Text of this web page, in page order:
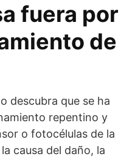
fuera por
de
descubra que se ha
repentino y
o fotocélulas de la
causa del daño, la